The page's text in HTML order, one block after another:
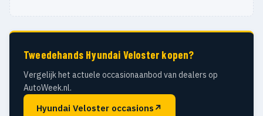
Tweedehands Hyundai Veloster kopen?
Vergelijk het actuele occasionaanbod van dealers op
AutoWeek.nl.
Hyundai Veloster occasions ↗